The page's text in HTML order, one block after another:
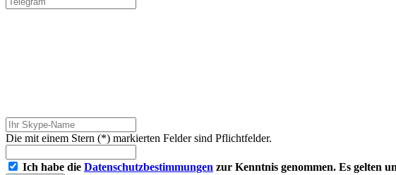
Die mit einem Stern (*) markierten Felder sind Pflichtfelder.
Ich habe die Datenschutzbestimmungen zur Kenntnis genommen. Es gelten